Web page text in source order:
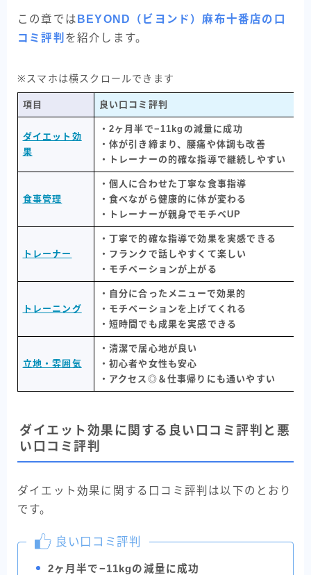
この章では BEYOND（ビヨンド）麻布十番店の口
コミ評判 を紹介します。
※スマホは横スクロールできます
項目 良い口コミ評判
ダイエット効
果
・2ヶ月半で−11kgの減量に成功
・体が引き締まり、腰痛や体調も改善
・トレーナーの的確な指導で継続しやすい
食事管理
・個人に合わせた丁寧な食事指導
・食べながら健康的に体が変わる
・トレーナーが親身でモチベUP
トレーナー
・丁寧で的確な指導で効果を実感できる
・フランクで話しやすくて楽しい
・モチベーションが上がる
トレーニング
・自分に合ったメニューで効果的
・モチベーションを上げてくれる
・短時間でも成果を実感できる
立地・雰囲気
・清潔で居心地が良い
・初心者や女性も安心
・アクセス◎＆仕事帰りにも通いやすい
ダイエット効果に関する良い口コミ評判と悪
い口コミ評判
ダイエット効果に関する口コミ評判は以下のとおり
です。
良い口コミ評判
2ヶ月半で−11kgの減量に成功